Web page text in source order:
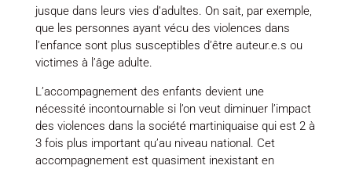
jusque dans leurs vies d’adultes. On sait, par exemple,
que les personnes ayant vécu des violences dans
l’enfance sont plus susceptibles d’être auteur.e.s ou
victimes à l’âge adulte.
L’accompagnement des enfants devient une
nécessité incontournable si l’on veut diminuer l’impact
des violences dans la société martiniquaise qui est 2 à
3 fois plus important qu’au niveau national. Cet
accompagnement est quasiment inexistant en